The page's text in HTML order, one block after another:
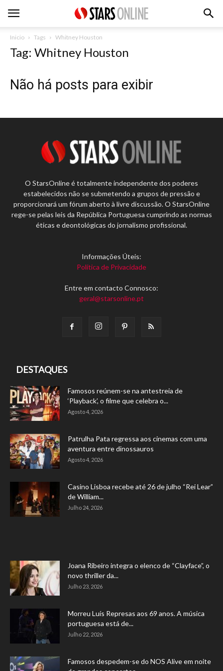
Inicio Tags Whitney Houston
Tag: Whitney Houston
Não há posts para exibir
O StarsOnline é totalmente independente dos poderes
estabelecidos não se submetendo a grupos de pressão e
proporcionará um fórum aberto à livre discussão. O StarsOnline
rege-se pelas leis da República Portuguesa cumprindo as normas
éticas e deontológicas do jornalismo profissional.
Informações Úteis:
Política de Privacidade
Entre em contacto Connosco:
geral@starsonline.pt
DESTAQUES
Famosos reúnem-se na antestreia de
‘Playback’, o filme que celebra o...
Agosto 4, 2026
Patrulha Pata regressa aos cinemas com uma
aventura entre dinossauros
Agosto 4, 2026
Casino Lisboa recebe até 26 de julho “Rei Lear”
de William...
Julho 24, 2026
Joana Ribeiro integra o elenco de “Clayface”, o
novo thriller da...
Julho 23, 2026
Morreu Luís Represas aos 69 anos. A música
portuguesa está de...
Julho 22, 2026
Famosos despedem-se do NOS Alive em noite